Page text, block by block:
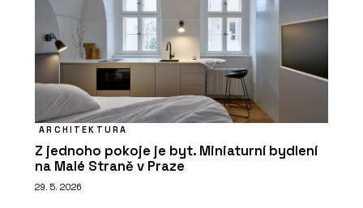
ARCHITEKTURA
Z jednoho pokoje je byt. Miniaturní bydlení
na Malé Straně v Praze
29. 5. 2026